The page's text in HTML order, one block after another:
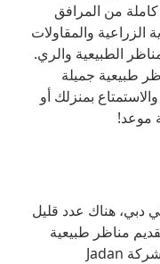
مجموعة كاملة من المرافق
الزراعية والمقاولات
الطبيعية والري.
طبيعية جميلة
بمنزلك أو
موعد!
دبي، هناك عدد قليل
مناظر طبيعية
جميلة وعملية. من بين هذه الشركات شركة Jadan